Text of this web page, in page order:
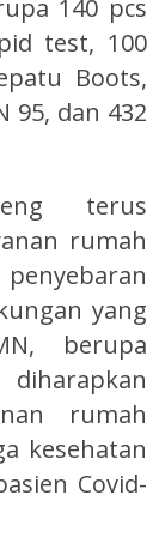
140 pcs
test, 100
Boots,
95, dan 432
terus
rumah
yang
berupa
rumah
kesehatan
Covid-